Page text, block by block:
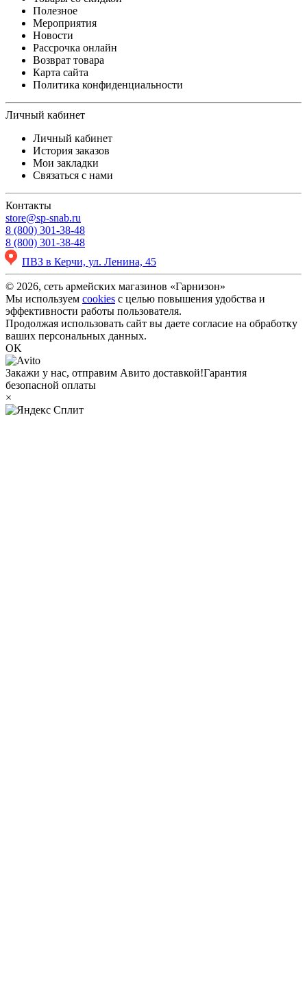
Полезное
Мероприятия
Новости
Рассрочка онлайн
Возврат товара
Карта сайта
Политика конфиденциальности
Личный кабинет
Личный кабинет
История заказов
Мои закладки
Связаться с нами
Контакты
store@sp-snab.ru
8 (800) 301-38-48
8 (800) 301-38-48
ПВЗ в Керчи, ул. Ленина, 45
© 2026, сеть армейских магазинов «Гарнизон»
Мы используем cookies с целью повышения удобства и
эффективности работы пользователя.
Продолжая использовать сайт вы даете согласие на обработку
ваших персональных данных.
OK
Закажи у нас, отправим Авито доставкой!Гарантия
безопасной оплаты
×